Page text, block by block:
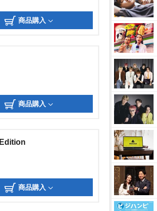
商品購入
商品購入
商品購入